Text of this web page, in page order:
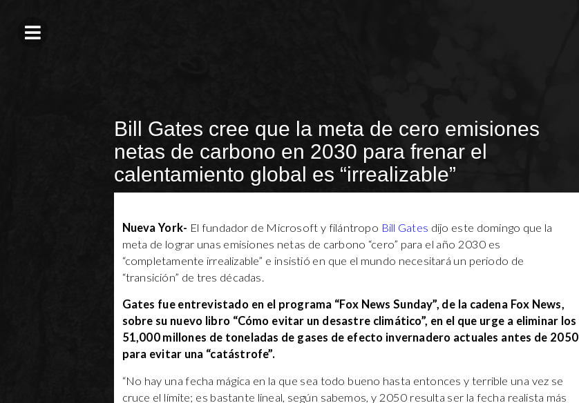
Bill Gates cree que la meta de cero emisiones
netas de carbono en 2030 para frenar el
calentamiento global es “irrealizable”
Nueva York- El fundador de Microsoft y filántropo Bill Gates dijo este domingo que la
meta de lograr unas emisiones netas de carbono “cero” para el año 2030 es
“completamente irrealizable” e insistió en que el mundo necesitará un periodo de
“transición” de tres décadas.
Gates fue entrevistado en el programa “Fox News Sunday”, de la cadena Fox News,
sobre su nuevo libro “Cómo evitar un desastre climático”, en el que urge a eliminar los
51,000 millones de toneladas de gases de efecto invernadero actuales antes de 2050
para evitar una “catástrofe”.
“No hay una fecha mágica en la que sea todo bueno hasta entonces y terrible una vez se
cruce el límite; es bastante lineal, según sabemos, y 2050 resulta ser la fecha realista más